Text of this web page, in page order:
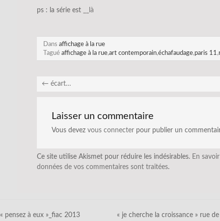
ps : la série est à
Dans affichage à la rue
Tagué affichage à la rue,art contemporain,échafaudage,paris 11 ,
← écart…
Laisser un commentaire
Vous devez vous connecter pour publier un
Ce site utilise Akismet pour réduire les indésirables. En
données de vos commentaires sont traitées.
« pensez à eux »_fiac 2013
« je cherche la croissance » rue de